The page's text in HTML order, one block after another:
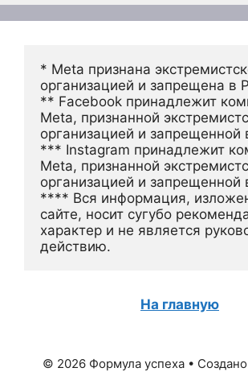
* Meta признана
организацией и запрещена в
** Facebook принадлежит
Meta, признанной
организацией и запрещенной
*** Instagram принадлежит
Meta, признанной
организацией и запрещенной
**** Вся информация,
сайте, носит сугубо
характер и не является
действию.
На главную
© 2026 Формула успеха •